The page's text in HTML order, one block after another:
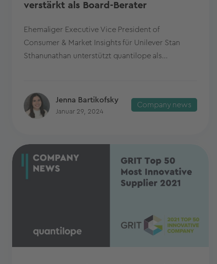
verstärkt als Board-Berater
Ehemaliger Executive Vice President of
Consumer & Market Insights für Unilever Stan
Sthanunathan unterstützt quantilope als...
Jenna Bartikofsky
Januar 29, 2024
Company news